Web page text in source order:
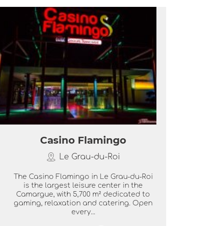
Casino Flamingo
Le Grau-du-Roi
The Casino Flamingo in Le Grau-du-Roi
is the largest leisure center in the
Camargue, with 5,700 m² dedicated to
gaming, relaxation and catering. Open
every...